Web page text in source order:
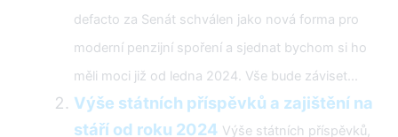
defacto za Senát schválen jako nová forma pro
moderní penzijní spoření a sjednat bychom si ho
měli moci již od ledna 2024. Vše bude záviset...
Výše státních příspěvků a zajištění na
stáří od roku 2024 Výše státních příspěvků,